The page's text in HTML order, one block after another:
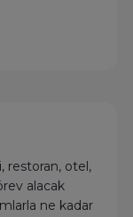
restoran, otel,
alacak
ne kadar